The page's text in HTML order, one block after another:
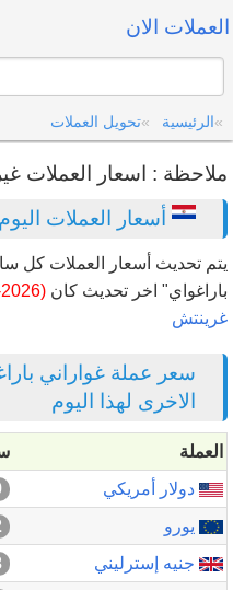
العملات الان
الرئيسية تحويل العملات
ملاحظة : اسعار العملات
أسعار العملات
يتم تحديث أسعار العملات كل
باراغواي" اخر تحديث كان (2026-08-08 10:34) حسب
غرينتش
سعر عملة غواراني
الاخرى لهذا اليوم
العملة
دولار أمريكي
يورو
جنيه إسترليني